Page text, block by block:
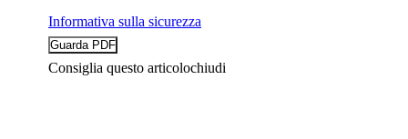
Informativa sulla sicurezza
Consiglia questo articolochiudi